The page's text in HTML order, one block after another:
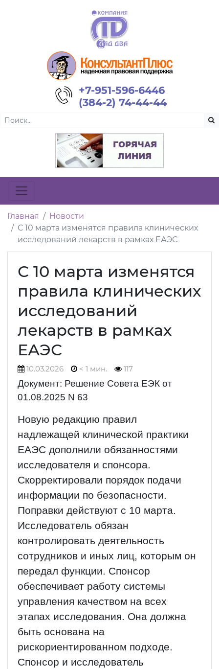
+7-951-596-6446
(384-2) 74-44-44
Главная
Новости
С 10 марта изменятся правила клинических
исследований лекарств в рамках ЕАЭС
С 10 марта изменятся
правила клинических
исследований
лекарств в рамках
ЕАЭС
10.03.2026 < 1 мин. 117
Документ: Решение Совета ЕЭК от
01.08.2025 N 63
Новую редакцию правил
надлежащей клинической практики
ЕАЭС дополнили обязанностями
исследователя и спонсора.
Скорректировали порядок подачи
информации по безопасности.
Поправки действуют с 10 марта.
Исследователь обязан
контролировать деятельность
сотрудников и иных лиц, которым он
передал функции. Спонсор
обеспечивает работу системы
управления качеством на всех
этапах исследования. Она должна
быть основана на
рискориентированном подходе.
Спонсор и исследователь